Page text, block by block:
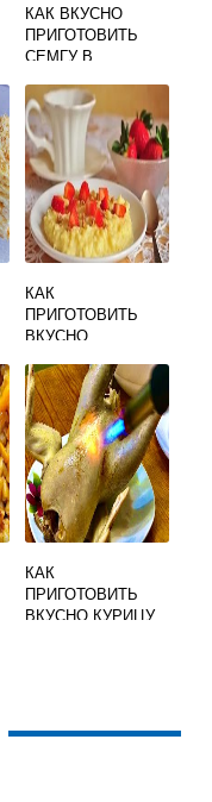
КАК ВКУСНО
ПРИГОТОВИТЬ
СЕМГУ В
КАРТОШКОЙ
КАК
ПРИГОТОВИТЬ
ВКУСНО
В ПАКЕТИКАХ
КАК
ПРИГОТОВИТЬ
ВКУСНО КУРИЦУ